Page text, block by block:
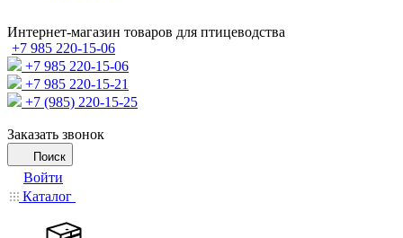
Интернет-магазин товаров для птицеводства
+7 985 220-15-06
+7 985 220-15-06
+7 985 220-15-21
+7 (985) 220-15-25
Заказать звонок
Поиск
Войти
Каталог